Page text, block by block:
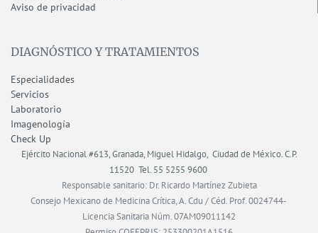
Aviso de privacidad
DIAGNÓSTICO Y TRATAMIENTOS
Especialidades
Servicios
Laboratorio
Imagenología
Check Up
Ejército Nacional #613, Granada, Miguel Hidalgo, Ciudad de México.C.P.
11520Tel. 55 5255 9600
Responsable sanitario: Dr. Ricardo Martínez Zubieta
Consejo Mexicano de Medicina Crítica, A. Cdu / Céd. Prof. 0024744-
Licencia Sanitaria Núm. 07AM09011142